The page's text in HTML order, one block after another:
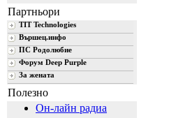
Партньори
TIT Technologies
Вършец.инфо
ПС Родолюбие
Форум Deep Purple
За жената
Полезно
Он-лайн радиа